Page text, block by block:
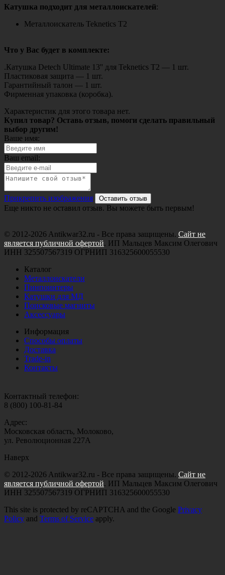
Катушка подходит для металлоискателей:
Металлоискатель Teknetics T2
Что у Вас будет в комплекте:
.Катушка Detech Ultimate 13'' для Teknetics T2 — 1 шт.
Пластиковая защита — 1 шт.
Гарантийный талон — 1 шт.
Фирменная упаковка (коробка).
Характеристик для этого товара нет.
Купил товар? Оставь отзыв, помоги сделать правильный
выбор другим!
Ваше имя:
Ваш email:
Прикрепить изображения Оставить отзыв
Еще никто не оставил отзыв. Вы можете быть первым!
© 2012-2026 Antikwar32.ru - Все права защищены. Сайт не
является публичной офертой. ИП Мальцев Максим Олегович
ИНН 325507567319 ОГРНИП 316325600055530
Каталог
Металлоискатели
Пинпоинтеры
Катушки для МД
Поисковые магниты
Аксессуары
Информация
Способы оплаты
Доставка
Trade-in
Контакты
Контактный телефон:
8 (800) 100-81-84
Адрес:
Московская область, Молоково,
ул. Революционная 227А
Наверх
© 2012-2026 Antikwar32.ru - Все права защищены. Сайт не
является публичной офертой. ИП Мальцев Максим Олегович
ИНН 325507567319 ОГРНИП 316325600055530
This site is protected by reCAPTCHA and the Google Privacy
Policy and Terms of Service apply.